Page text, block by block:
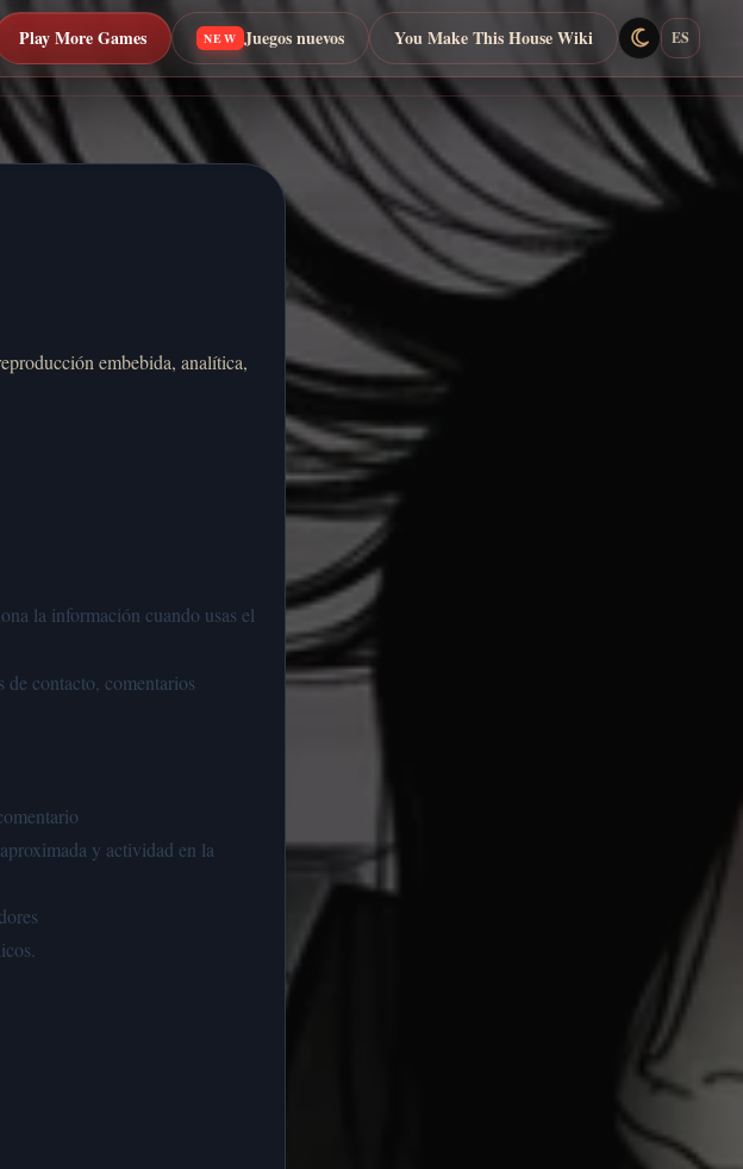
Play More Games NEW Juegos nuevos You Make This House Wiki ES
embebida, analítica,
la información cuando usas el
de contacto, comentarios
y actividad en la